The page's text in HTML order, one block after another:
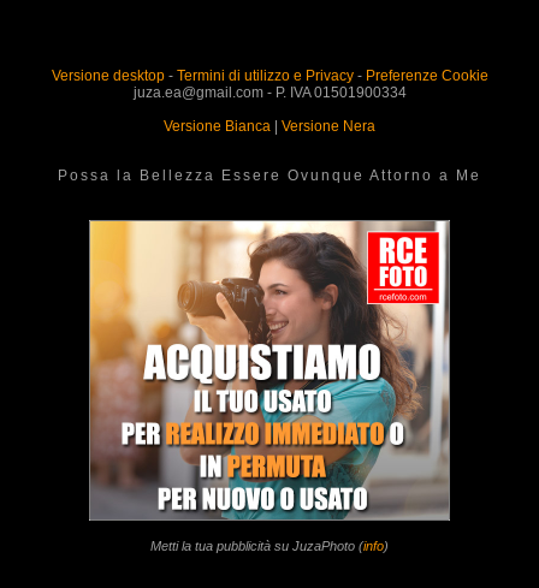
Versione desktop- Termini di utilizzo e Privacy- Preferenze Cookie
juza.ea@gmail.com - P. IVA 01501900334
Versione Bianca
Versione Nera
Possa la Bellezza Essere Ovunque Attorno a Me
Metti la tua pubblicità su JuzaPhoto (info)